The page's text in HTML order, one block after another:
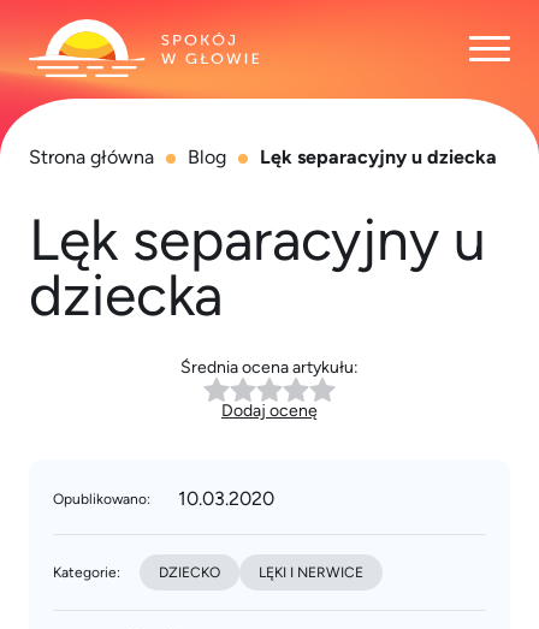
Strona główna Blog Lęk separacyjny u dziecka
Lęk separacyjny u
dziecka
Średnia ocena artykułu:
Dodaj ocenę
Opublikowano: 10.03.2020
Kategorie: DZIECKO LĘKI I NERWICE